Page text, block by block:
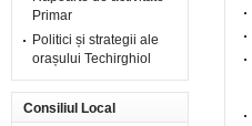
Primar
Politici și strategii ale
orașului Techirghiol
Consiliul Local